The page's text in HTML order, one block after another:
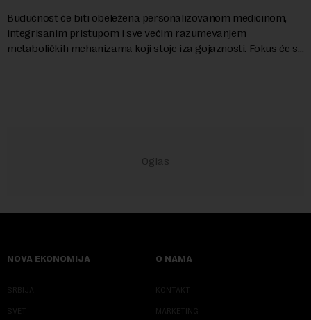
Budućnost će biti obeležena personalizovanom medicinom,
integrisanim pristupom i sve većim razumevanjem
metaboličkih mehanizama koji stoje iza gojaznosti. Fokus će se
NOVA EKONOMIJA
SRBIJA
SVET
O NAMA
KONTAKT
MARKETING